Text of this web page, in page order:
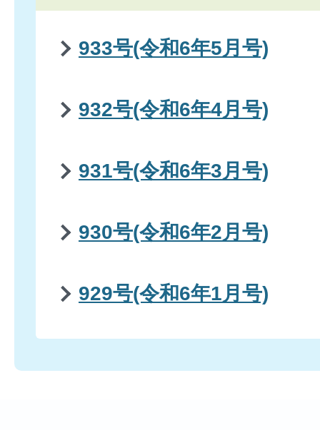
933号(令和6年5月号)
932号(令和6年4月号)
931号(令和6年3月号)
930号(令和6年2月号)
929号(令和6年1月号)